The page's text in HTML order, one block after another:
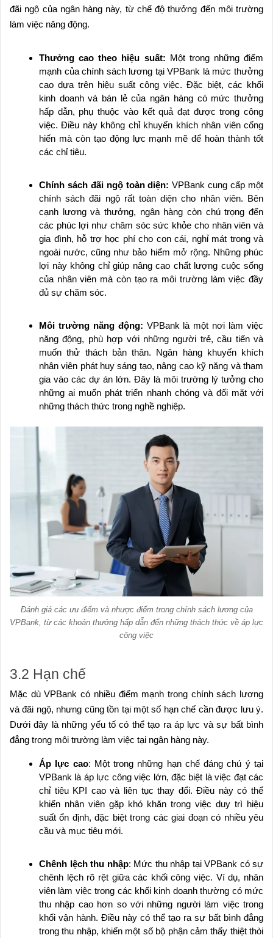
đãi ngộ của ngân hàng này, từ chế độ thưởng đến môi trường
làm việc năng động.
Thưởng cao theo hiệu suất: Một trong những điểm
mạnh của chính sách lương tại VPBank là mức thưởng
cao dựa trên hiệu suất công việc. Đặc biệt, các khối
kinh doanh và bán lẻ của ngân hàng có mức thưởng
hấp dẫn, phụ thuộc vào kết quả đạt được trong công
việc. Điều này không chỉ khuyến khích nhân viên cống
hiến mà còn tạo động lực mạnh mẽ để hoàn thành tốt
các chỉ tiêu.
Chính sách đãi ngộ toàn diện:VPBank cung cấp một
chính sách đãi ngộ rất toàn diện cho nhân viên. Bên
cạnh lương và thưởng, ngân hàng còn chú trọng đến
các phúc lợi như chăm sóc sức khỏe cho nhân viên và
gia đình, hỗ trợ học phí cho con cái, nghỉ mát trong và
ngoài nước, cũng như bảo hiểm mở rộng. Những phúc
lợi này không chỉ giúp nâng cao chất lượng cuộc sống
của nhân viên mà còn tạo ra môi trường làm việc đầy
đủ sự chăm sóc.
Môi trường năng động: VPBank là một nơi làm việc
năng động, phù hợp với những người trẻ, cầu tiến và
muốn thử thách bản thân. Ngân hàng khuyến khích
nhân viên phát huy sáng tạo, nâng cao kỹ năng và tham
gia vào các dự án lớn. Đây là môi trường lý tưởng cho
những ai muốn phát triển nhanh chóng và đối mặt với
những thách thức trong nghề nghiệp.
Đánh giá các ưu điểm và nhược điểm trong chính sách lương của
VPBank, từ các khoản thưởng hấp dẫn đến những thách thức về áp lực
công việc
3.2 Hạn chế
Mặc dù VPBank có nhiều điểm mạnh trong chính sách lương
và đãi ngộ, nhưng cũng tồn tại một số hạn chế cần được lưu ý.
Dưới đây là những yếu tố có thể tạo ra áp lực và sự bất bình
đẳng trong môi trường làm việc tại ngân hàng này.
Áp lực cao: Một trong những hạn chế đáng chú ý tại
VPBank là áp lực công việc lớn, đặc biệt là việc đạt các
chỉ tiêu KPI cao và liên tục thay đổi. Điều này có thể
khiến nhân viên gặp khó khăn trong việc duy trì hiệu
suất ổn định, đặc biệt trong các giai đoạn có nhiều yêu
cầu và mục tiêu mới.
Chênh lệch thu nhập: Mức thu nhập tại VPBank có sự
chênh lệch rõ rệt giữa các khối công việc. Ví dụ, nhân
viên làm việc trong các khối kinh doanh thường có mức
thu nhập cao hơn so với những người làm việc trong
khối vận hành. Điều này có thể tạo ra sự bất bình đẳng
trong thu nhập, khiến một số bộ phận cảm thấy thiệt thòi